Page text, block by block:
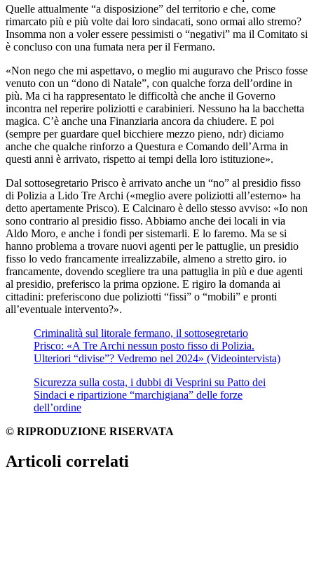
Quelle attualmente “a disposizione” del territorio e che, come
rimarcato più e più volte dai loro sindacati, sono ormai allo stremo?
Insomma non a voler essere pessimisti o “negativi” ma il Comitato si
è concluso con una fumata nera per il Fermano.
«Non nego che mi aspettavo, o meglio mi auguravo che Prisco fosse
venuto con un “dono di Natale”, con qualche forza dell’ordine in
più. Ma ci ha rappresentato le difficoltà che anche il Governo
incontra nel reperire poliziotti e carabinieri. Nessuno ha la bacchetta
magica. C’è anche una Finanziaria ancora da chiudere. E poi
(sempre per guardare quel bicchiere mezzo pieno, ndr) diciamo
anche che qualche rinforzo a Questura e Comando dell’Arma in
questi anni è arrivato, rispetto ai tempi della loro istituzione».
Dal sottosegretario Prisco è arrivato anche un “no” al presidio fisso
di Polizia a Lido Tre Archi («meglio avere poliziotti all’esterno» ha
detto apertamente Prisco). E Calcinaro è dello stesso avviso: «Io non
sono contrario al presidio fisso. Abbiamo anche dei locali in via
Aldo Moro, e anche i fondi per sistemarli. E lo faremo. Ma se si
hanno problema a trovare nuovi agenti per le pattuglie, un presidio
fisso lo vedo francamente irrealizzabile, almeno a stretto giro. io
francamente, dovendo scegliere tra una pattuglia in più e due agenti
al presidio, preferisco la prima opzione. E rigiro la domanda ai
cittadini: preferiscono due poliziotti “fissi” o “mobili” e pronti
all’eventuale intervento?».
Criminalità sul litorale fermano, il sottosegretario
Prisco: «A Tre Archi nessun posto fisso di Polizia.
Ulteriori “divise”? Vedremo nel 2024» (Videointervista)
Sicurezza sulla costa, i dubbi di Vesprini su Patto dei
Sindaci e ripartizione “marchigiana” delle forze
dell’ordine
© RIPRODUZIONE RISERVATA
Articoli correlati